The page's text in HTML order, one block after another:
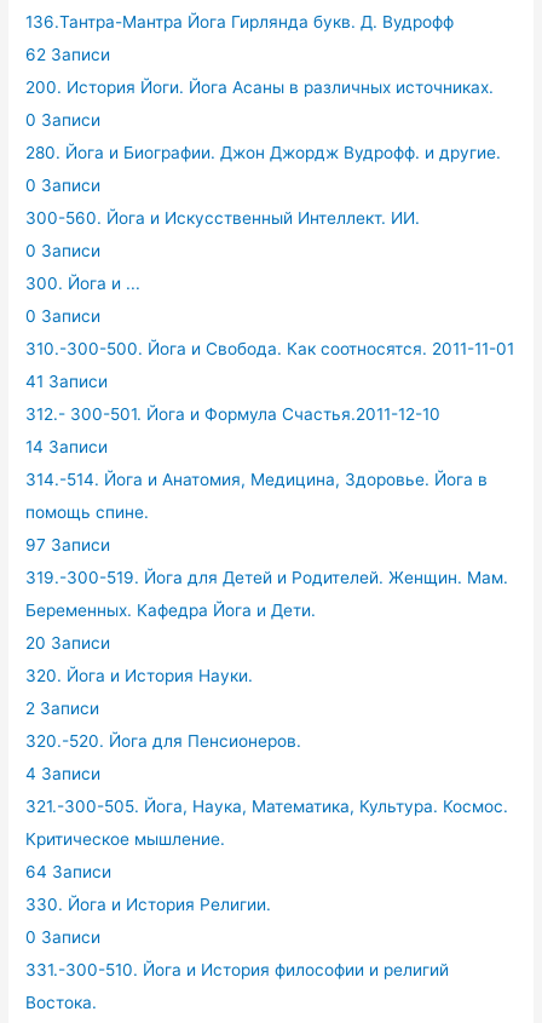
136.Тантра-Мантра Йога Гирлянда букв. Д. Вудрофф
62 Записи
200. История Йоги. Йога Асаны в различных источниках.
0 Записи
280. Йога и Биографии. Джон Джордж Вудрофф. и другие.
0 Записи
300-560. Йога и Искусственный Интеллект. ИИ.
0 Записи
300. Йога и ...
0 Записи
310.-300-500. Йога и Свобода. Как соотносятся. 2011-11-01
41 Записи
312.- 300-501. Йога и Формула Счастья.2011-12-10
14 Записи
314.-514. Йога и Анатомия, Медицина, Здоровье. Йога в
помощь спине.
97 Записи
319.-300-519. Йога для Детей и Родителей. Женщин. Мам.
Беременных. Кафедра Йога и Дети.
20 Записи
320. Йога и История Науки.
2 Записи
320.-520. Йога для Пенсионеров.
4 Записи
321.-300-505. Йога, Наука, Математика, Культура. Космос.
Критическое мышление.
64 Записи
330. Йога и История Религии.
0 Записи
331.-300-510. Йога и История философии и религий
Востока.